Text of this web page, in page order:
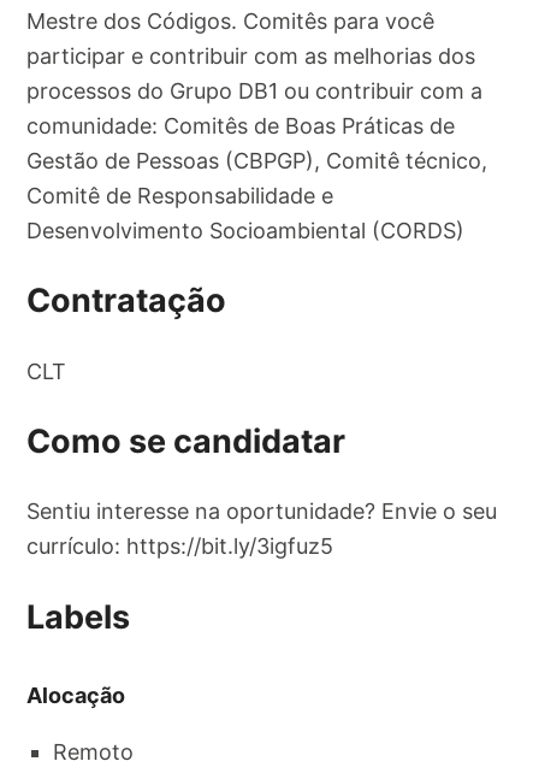
Mestre dos Códigos. Comitês para você
participar e contribuir com as melhorias dos
processos do Grupo DB1 ou contribuir com a
comunidade: Comitês de Boas Práticas de
Gestão de Pessoas (CBPGP), Comitê técnico,
Comitê de Responsabilidade e
Desenvolvimento Socioambiental (CORDS)
Contratação
CLT
Como se candidatar
Sentiu interesse na oportunidade? Envie o seu
currículo: https://bit.ly/3igfuz5
Labels
Alocação
Remoto